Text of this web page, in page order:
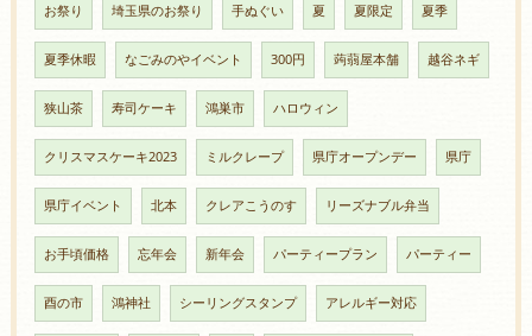
お祭り 埼玉県のお祭り 手ぬぐい 夏 夏限定 夏季
夏季休暇 なごみのやイベント 300円 蒟蒻屋本舗 越谷ネギ
狭山茶 寿司ケーキ 鴻巣市 ハロウィン
クリスマスケーキ2023 ミルクレープ 県庁オープンデー 県庁
県庁イベント 北本 クレアこうのす リーズナブル弁当
お手頃価格 忘年会 新年会 パーティープラン パーティー
酉の市 鴻神社 シーリングスタンプ アレルギー対応